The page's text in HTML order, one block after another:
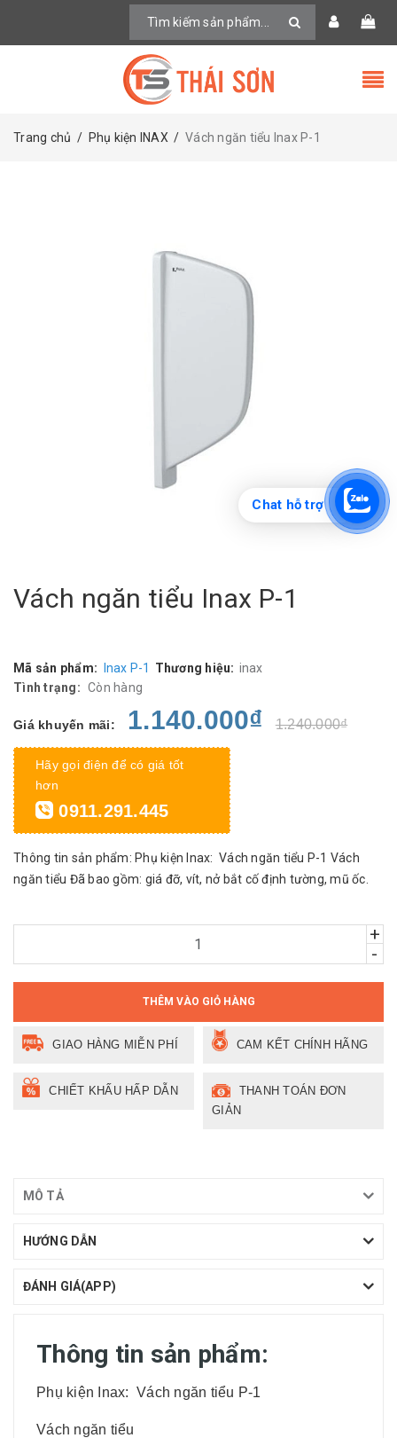
Trang chủ / Phụ kiện INAX / Vách ngăn tiểu Inax P-1
Vách ngăn tiểu Inax P-1
Mã sản phẩm: Inax P-1 Thương hiệu: inax
Tình trạng: Còn hàng
Giá khuyến mãi: 1.140.000₫ 1.240.000₫
Hãy gọi điện để có giá tốt
hơn
0911.291.445
Thông tin sản phẩm: Phụ kiện Inax: Vách ngăn tiểu P-1 Vách
ngăn tiểu Đã bao gồm: giá đỡ, vít, nở bắt cố định tường, mũ ốc.
+
-
THÊM VÀO GIỎ HÀNG
GIAO HÀNG MIỄN PHÍ CAM KẾT CHÍNH HÃNG
CHIẾT KHẤU HẤP DẪN
THANH TOÁN ĐƠN
GIẢN
MÔ TẢ
HƯỚNG DẪN
ĐÁNH GIÁ(APP)
Thông tin sản phẩm:
Phụ kiện Inax: Vách ngăn tiểu P-1
Vách ngăn tiểu
Chat hỗ trợ